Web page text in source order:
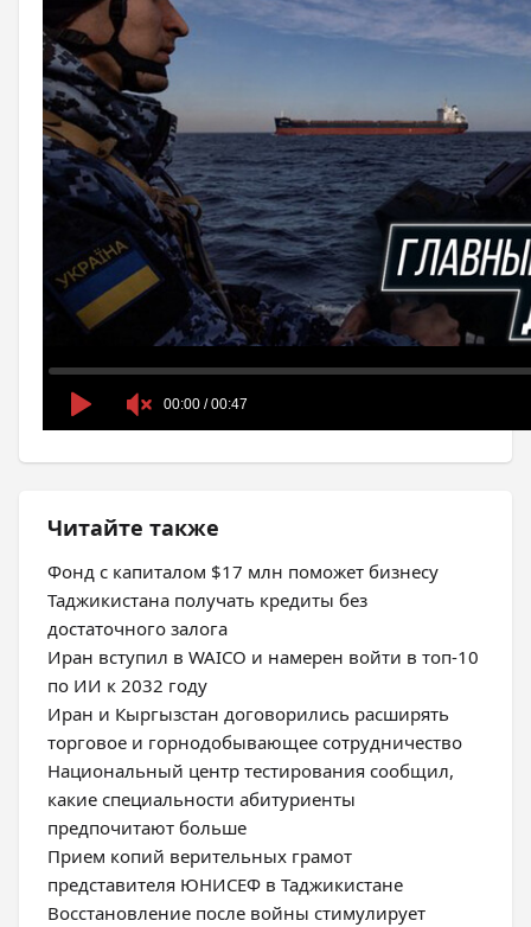
Читайте также
Фонд с капиталом $17 млн поможет бизнесу
Таджикистана получать кредиты без
достаточного залога
Иран вступил в WAICO и намерен войти в топ-10
по ИИ к 2032 году
Иран и Кыргызстан договорились расширять
торговое и горнодобывающее сотрудничество
Национальный центр тестирования сообщил,
какие специальности абитуриенты
предпочитают больше
Прием копий верительных грамот
представителя ЮНИСЕФ в Таджикистане
Восстановление после войны стимулирует